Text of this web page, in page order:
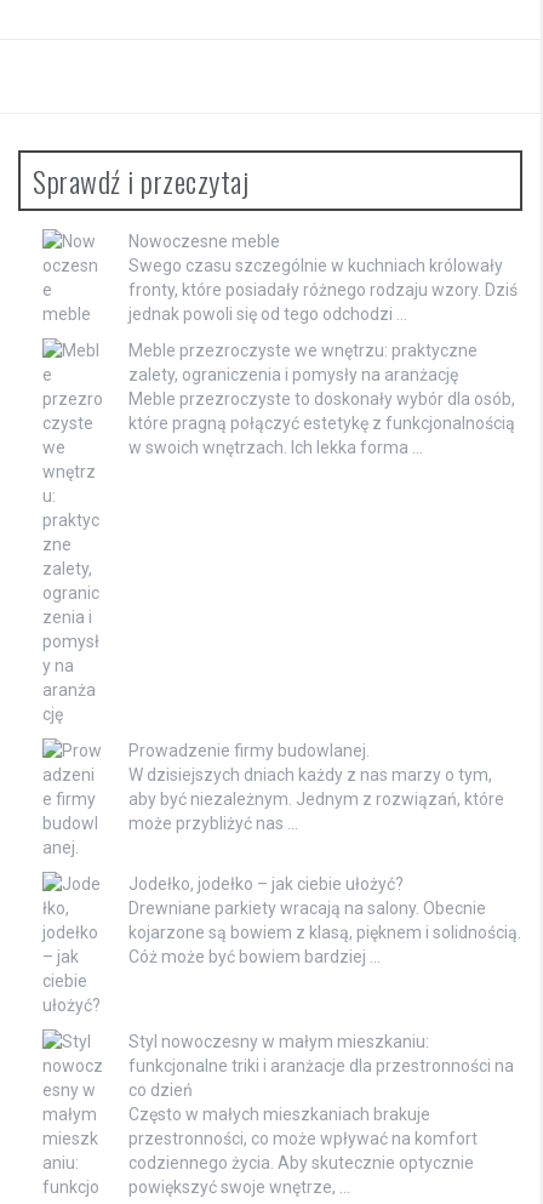
Sprawdź i przeczytaj
Nowoczesne meble
Swego czasu szczególnie w kuchniach królowały
fronty, które posiadały różnego rodzaju wzory. Dziś
jednak powoli się od tego odchodzi …
Meble przezroczyste we wnętrzu: praktyczne
zalety, ograniczenia i pomysły na aranżację
Meble przezroczyste to doskonały wybór dla osób,
które pragną połączyć estetykę z funkcjonalnością
w swoich wnętrzach. Ich lekka forma …
Prowadzenie firmy budowlanej.
W dzisiejszych dniach każdy z nas marzy o tym,
aby być niezależnym. Jednym z rozwiązań, które
może przybliżyć nas …
Jodełko, jodełko – jak ciebie ułożyć?
Drewniane parkiety wracają na salony. Obecnie
kojarzone są bowiem z klasą, pięknem i solidnością.
Cóż może być bowiem bardziej …
Styl nowoczesny w małym mieszkaniu:
funkcjonalne triki i aranżacje dla przestronności na
co dzień
Często w małych mieszkaniach brakuje
przestronności, co może wpływać na komfort
codziennego życia. Aby skutecznie optycznie
powiększyć swoje wnętrze, …